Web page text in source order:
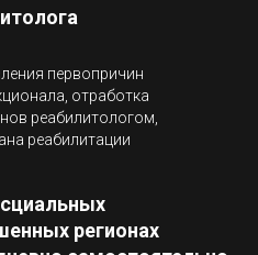
первопричин
отработка
реабилитологом,
реабилитации
регионах